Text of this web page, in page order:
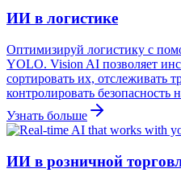
ИИ в логистике
Оптимизируй логистику с
YOLO. Vision AI позволяет
сортировать их, отслеживать
контролировать безопасность
Узнать больше
ИИ в розничной